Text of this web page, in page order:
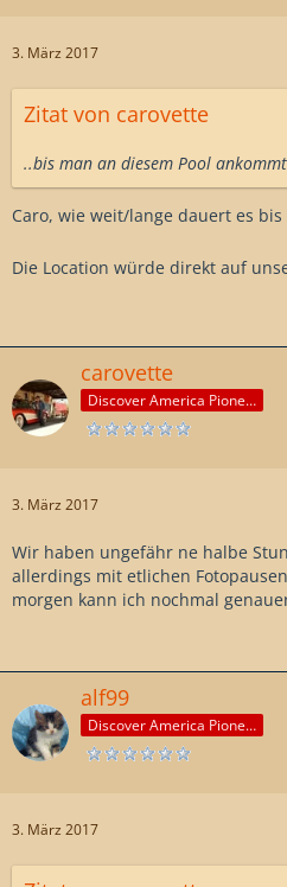
3. März 2017
Zitat von carovette
..bis man an diesem Pool
Caro, wie weit/lange dauert es bis
Die Location würde direkt auf
carovette
Discover America Pioneer
3. März 2017
Wir haben ungefähr ne halbe
allerdings mit etlichen
morgen kann ich nochmal
alf99
Discover America Pioneer
3. März 2017